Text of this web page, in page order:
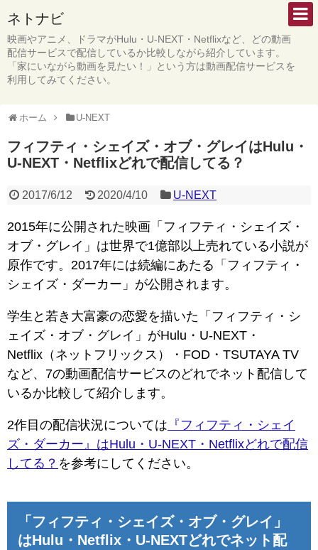
ネトナビ
映画やアニメ、ドラマがHulu・U-NEXT・Netflixなど、どの動画
配信サービスで配信しているか比較しながら紹介しています。
「家にいながら動画を見たい！」という方は動画配信サービスを
利用してみてください。
ホーム U-NEXT
フィフティ・シェイズ・オブ・グレイはHulu・
U-NEXT・Netflixどれで配信してる？
2017/6/12 2020/4/10 U-NEXT
2015年に公開された映画「フィフティ・シェイズ・
オブ・グレイ」は世界で1億部以上売れている小説が
原作です。2017年には続編にあたる「フィフティ・
シェイズ・ダーカー」が公開されます。
学生と若き大富豪の恋愛を描いた「フィフティ・シ
ェイズ・オブ・グレイ」がHulu・U-NEXT・
Netflix（ネットフリックス）・FOD・TSUTAYA TV
など、7の動画配信サービスのどれでネット配信して
いるか比較して紹介します。
2作目の配信状況については 『フィフティ・シェイ
ズ・ダーカー』はHulu・U-NEXT・Netflixどれで配信
してる？ を参考にしてください。
「フィフティ・シェイズ・オブ・グレイ」
はHulu・Netflix・U-NEXTどれでネット配